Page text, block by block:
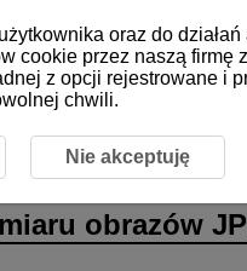
obrazów
oraz do
cookie przez naszą firmę
z opcji rejestrowane i
chwili.
Nie akceptuję